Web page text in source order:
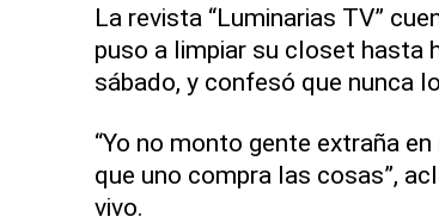
La revista “Luminarias TV”
puso a limpiar su closet hasta
sábado, y confesó que nunca
“Yo no monto gente extraña
que uno compra las cosas”,
vivo.